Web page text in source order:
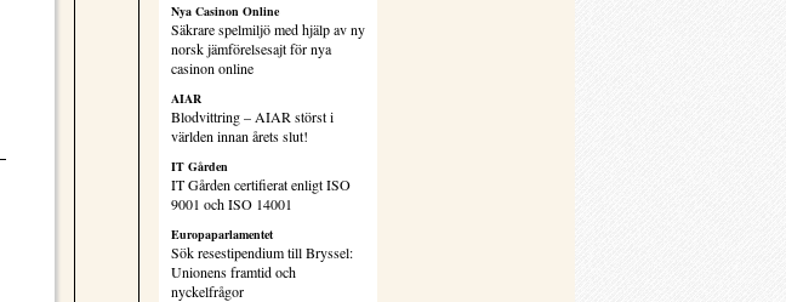
Nya Casinon Online
Säkrare spelmiljö med hjälp av ny
norsk jämförelsesajt för nya
casinon online
AIAR
Blodvittring – AIAR störst i
världen innan årets slut!
IT Gården
IT Gården certifierat enligt ISO
9001 och ISO 14001
Europaparlamentet
Sök resestipendium till Bryssel:
Unionens framtid och
nyckelfrågor